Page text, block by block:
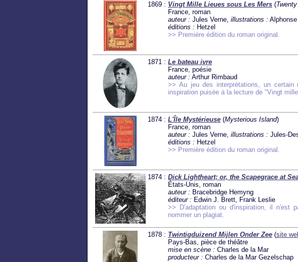
1869 : Vingt Mille Lieues sous Les Mers (
France, roman
auteur : Jules Verne, illustrations :
éditions : Hetzel
>> Première édition du roman original.
1871 : Le bateau ivre
France, poésie
auteur : Arthur Rimbaud
>> Au jeu des interprétations, un
inspiration puisée à la lecture de "Vingt
1874 : L'Île Mystérieuse (Mysterious Island)
France, roman
auteur : Jules Verne, illustrations : Jules-
éditions : Hetzel
>> Première édition du roman original.
1874 : Dick Lightheart; or, the Scapegrace at
États-Unis, roman
auteur : Bracebridge Hemyng
éditeur : Edwin J. Brett, Frank Leslie
>> D'adaptation ou d'inspiration, il n'est
nommer un plagiat.
1878 : Twintigduizend Mijlen Onder Zee (site
Pays-Bas, pièce de théâtre
mise en scène : Charles de la Mar
producteur : Charles de la Mar Gezelschap